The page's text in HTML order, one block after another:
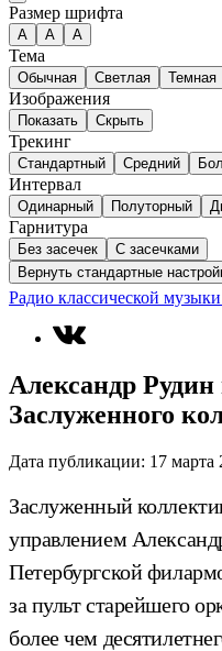
Размер шрифта
А A A
Тема
Обычная Светлая Темная
Изображения
Показать Скрыть
Трекинг
Стандартный Средний
Интервал
Одинарный Полуторный
Гарнитура
Без засечек
С засечками
Вернуть стандартные
Радио классической
Александр Рудин
Заслуженного
Дата публикации: 17 марта
Заслуженный
управлением
Петербургской
за пульт старейшего
более чем